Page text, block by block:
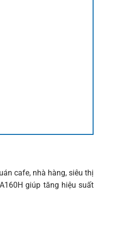
cafe, nhà hàng, siêu thị
giúp tăng hiệu suất